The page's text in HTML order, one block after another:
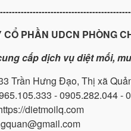
CỔ PHẦN UDCN PHÒNG
cấp dịch vụ diệt mối,
Trần Hưng Đạo, Thị xã
- 0905.282.044 -
dietmoilq.com